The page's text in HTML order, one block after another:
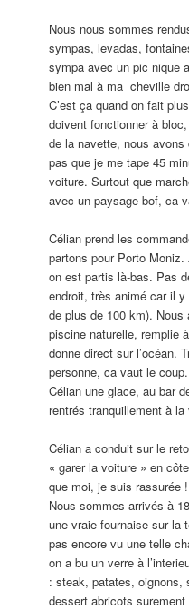
Nous nous sommes
sympas, levadas,
sympa avec un pic nique
bien mal à ma cheville
C’est ça quand on fait
doivent fonctionner à
de la navette, nous avons
pas que je me tape 45
voiture. Surtout que
avec un paysage bof, ca
Célian prend les
partons pour Porto
on est partis là-bas. Pas
endroit, très animé car il
de plus de 100 km).
piscine naturelle, remplie
donne direct sur l’océan.
personne, ca vaut le
Célian une glace, au bar
rentrés tranquillement à la
Célian a conduit sur le
« garer la voiture » en
que moi, je suis rassurée
Nous sommes arrivés à
une vraie fournaise sur
pas encore vu une telle
on a bu un verre à
: steak, patates, oignons,
dessert abricots surement